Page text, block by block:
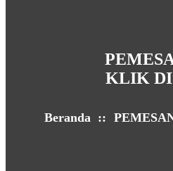
KLIK DI
Beranda ::